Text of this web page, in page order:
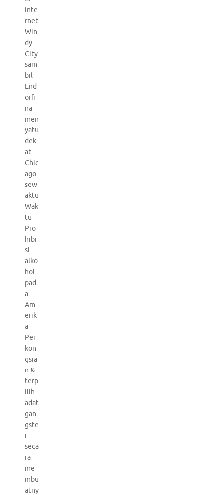
inte
rnet
Win
dy
City
sam
bil
End
orfi
na
men
yatu
dek
at
Chic
ago
sew
aktu
Wak
tu
Pro
hibi
si
alko
hol
pad
a
Am
erik
a
Per
kon
gsia
n &
terp
ilih
adat
gan
gste
r
seca
ra
me
mbu
atny